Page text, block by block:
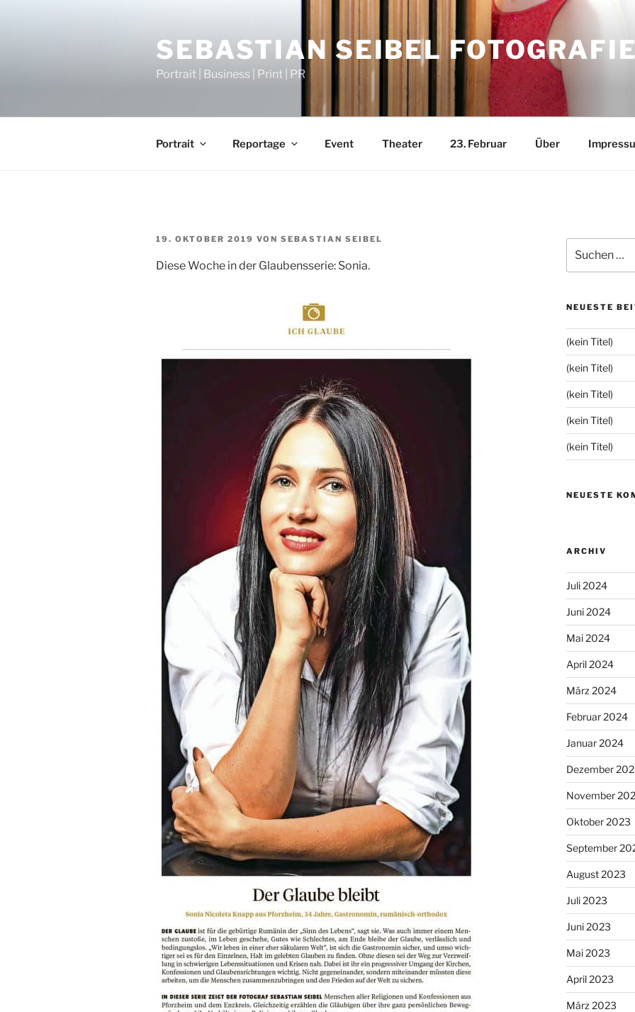
SEBASTIAN SEIBEL FOTOGRAFIE
Portrait | Business | Print | PR
Portrait Reportage Event Theater 23. Februar Über
VERÖFFENTLICHT
19. OKTOBER 2019 VON SEBASTIAN SEIBEL
Diese Woche in der Glaubensserie: Sonia.
nach:
NEUESTE
(kein Titel)
(kein Titel)
(kein Titel)
(kein Titel)
(kein Titel)
NEUESTE
ARCHIV
Juli 2024
Juni 2024
Mai 2024
April 2024
März 2024
Februar 2024
Januar 2024
Dezember
November
Oktober 2023
September
August 2023
Juli 2023
Juni 2023
Mai 2023
April 2023
März 2023